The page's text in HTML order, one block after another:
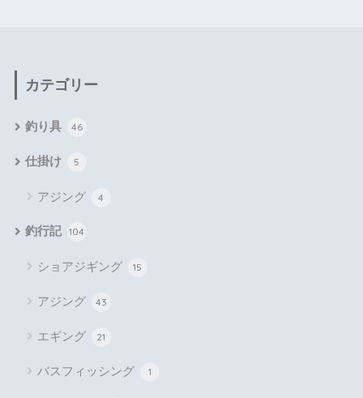
カテゴリー
釣り具 46
仕掛け 5
アジング 4
釣行記 104
ショアジギング 15
アジング 43
エギング 21
バスフィッシング 1